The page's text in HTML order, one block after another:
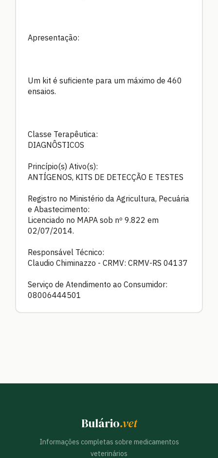
Apresentação:
Um kit é suficiente para um máximo de 460
ensaios.
Classe Terapêutica:
DIAGNÔSTICOS
Princípio(s) Ativo(s):
ANTÍGENOS, KITS DE DETECÇÃO E TESTES
Registro no Ministério da Agricultura, Pecuária
e Abastecimento:
Licenciado no MAPA sob nº 9.822 em
02/07/2014.
Responsável Técnico:
Claudio Chiminazzo - CRMV: CRMV-RS 04137
Serviço de Atendimento ao Consumidor:
08006444501
Bulário.vet
Informações completas sobre medicamentos
veterinários